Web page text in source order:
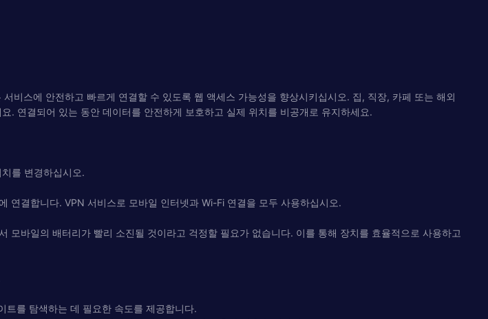
스에 안전하고 빠르게 연결할 수 있도록 웹 액세스 가능성을 향상시키십시오. 집, 직장, 카페 또는 해외
. 연결되어 있는 동안 데이터를 안전하게 보호하고 실제 위치를 비공개로 유지하세요.
를 변경하십시오.
연결합니다. VPN 서비스로 모바일 인터넷과 Wi-Fi 연결을 모두 사용하십시오.
바일의 배터리가 빨리 소진될 것이라고 걱정할 필요가 없습니다. 이를 통해 장치를 효율적으로 사용하고
를 탐색하는 데 필요한 속도를 제공합니다.